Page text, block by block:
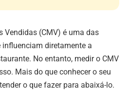
Vendidas (CMV) é uma das
diretamente a
No entanto, medir o CMV
Mais do que conhecer o seu
o que fazer para abaixá-lo.